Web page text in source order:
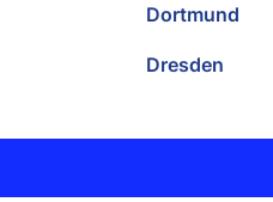
Dortmund
Dresden